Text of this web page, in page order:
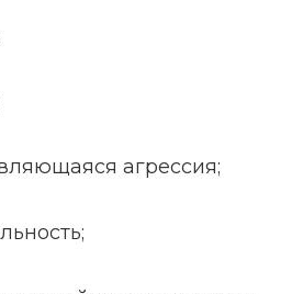
агрессия;